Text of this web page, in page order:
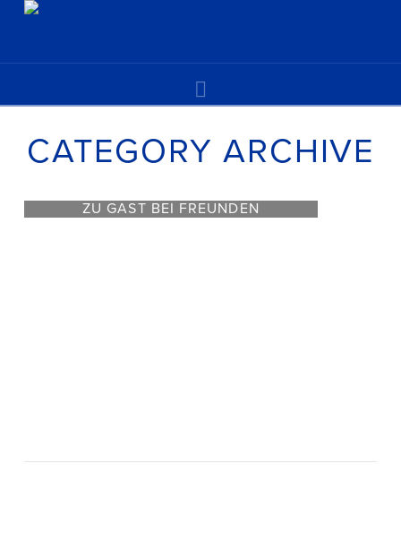
CATEGORY ARCHIVE
ZU GAST BEI FREUNDEN